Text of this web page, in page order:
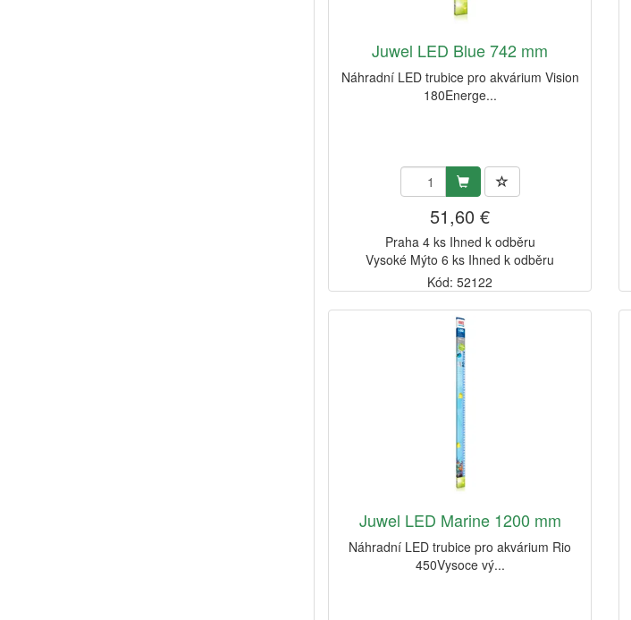
Juwel LED Blue 742 mm
Náhradní LED trubice pro akvárium Vision
180Energe...
51,60 €
Praha 4 ks Ihned k odběru
Vysoké Mýto 6 ks Ihned k odběru
Kód: 52122
Juwel LED Marine 1200 mm
Náhradní LED trubice pro akvárium Rio
450Vysoce vý...